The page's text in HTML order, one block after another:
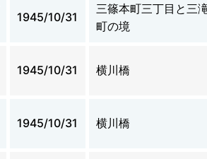
1945/10/31
三篠本町三丁目と三
町の境
1945/10/31 横川橋
1945/10/31 横川橋